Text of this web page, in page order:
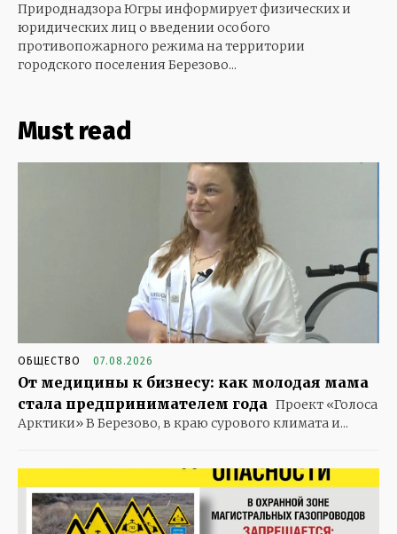
Природнадзора Югры информирует физических и
юридических лиц о введении особого
противопожарного режима на территории
городского поселения Березово...
Must read
ОБЩЕСТВО 07.08.2026
От медицины к бизнесу: как молодая мама
стала предпринимателем года Проект «Голоса
Арктики» В Березово, в краю сурового климата и...